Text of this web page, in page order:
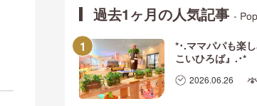
過去1ヶ月の人気記事-
*･.ママパパも楽
こいひろば』.･*
2026.06.26